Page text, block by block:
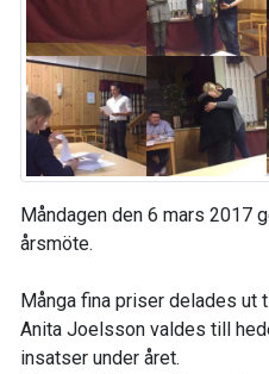
Måndagen den 6 mars 2017
årsmöte.
Många fina priser delades ut
Anita Joelsson valdes till
insatser under året.